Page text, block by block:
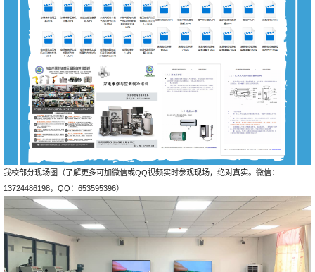
我校部分现场图（了解更多可加微信或QQ视频实时参观现场，绝对真实。微信：
13724486198，QQ：653595396）